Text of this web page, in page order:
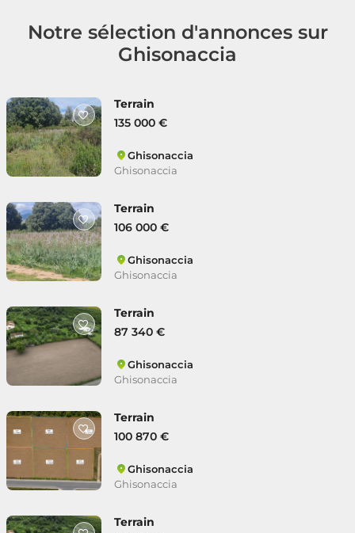
Notre sélection d'annonces sur
Ghisonaccia
Terrain
135 000 €
Ghisonaccia
Ghisonaccia
Terrain
106 000 €
Ghisonaccia
Ghisonaccia
Terrain
87 340 €
Ghisonaccia
Ghisonaccia
Terrain
100 870 €
Ghisonaccia
Ghisonaccia
Terrain